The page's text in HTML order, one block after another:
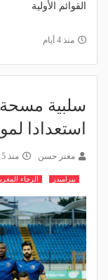
القوائم الأولية
منذ 4 أيام
سلبية مسحة
استعدادا
معتز حسن منذ 5 سنوات
بيراميدز الرجاء